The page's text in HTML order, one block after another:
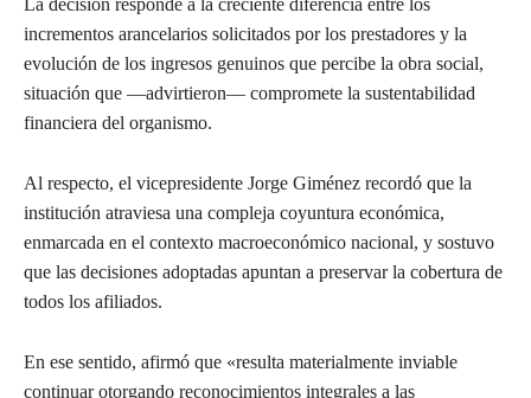
incrementos arancelarios solicitados por los prestadores y la
evolución de los ingresos genuinos que percibe la obra social,
situación que —advirtieron— compromete la sustentabilidad
financiera del organismo.
Al respecto, el vicepresidente Jorge Giménez recordó que la
institución atraviesa una compleja coyuntura económica,
enmarcada en el contexto macroeconómico nacional, y sostuvo
que las decisiones adoptadas apuntan a preservar la cobertura de
todos los afiliados.
En ese sentido, afirmó que «resulta materialmente inviable
continuar otorgando reconocimientos integrales a las